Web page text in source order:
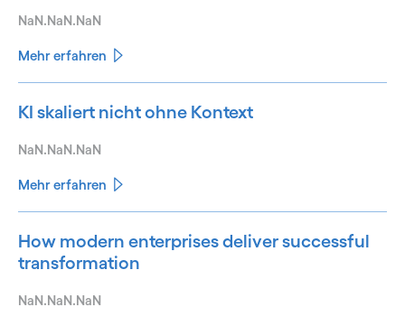
NaN.NaN.NaN
Mehr erfahren
KI skaliert nicht ohne Kontext
NaN.NaN.NaN
Mehr erfahren
How modern enterprises deliver successful
transformation
NaN.NaN.NaN